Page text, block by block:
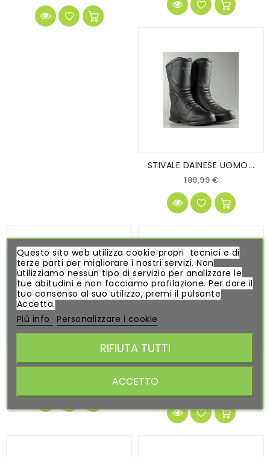
STIVALE DAINESE UOMO...
189,99 €
SCARPE DAINESE DONNA...
GIACCA DAINESE UOMO D-
Questo sito web utilizza cookie propri tecnici e di
terze parti per migliorare i nostri servizi. Non
utilizziamo nessun tipo di servizio per analizzare le
tue abitudini e non facciamo profilazione. Per dare il
tuo consenso al suo utilizzo, premi il pulsante
Accetta.
Piú info
Personalizzare i cookie
RIFIUTA TUTTI
ACCETTO